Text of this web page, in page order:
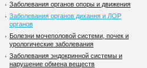
Заболевания органов опоры и движения
Заболевания органов дихання и ЛОР
органов
Болезни мочеполовой системи, почек и
урологические заболевания
Заболевания эндокринной системы и
нарушение обмена веществ